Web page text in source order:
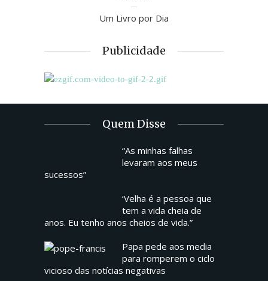
Um Livro por Dia
Publicidade
Quem Disse
“As minhas falhas
levaram aos meus
sucessos”
‘Velha é a pessoa que
tem a vida cheia de
anos. Eu tenho anos cheios de vida.”
Papa pede aos media
para romperem o ciclo
vicioso das notícias negativas